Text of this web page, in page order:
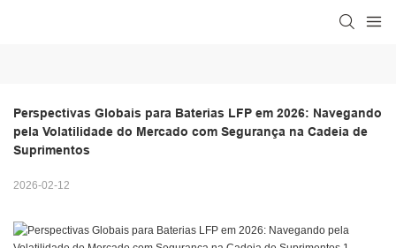
Perspectivas Globais para Baterias LFP em 2026: Navegando
pela Volatilidade do Mercado com Segurança na Cadeia de
Suprimentos
2026-02-12